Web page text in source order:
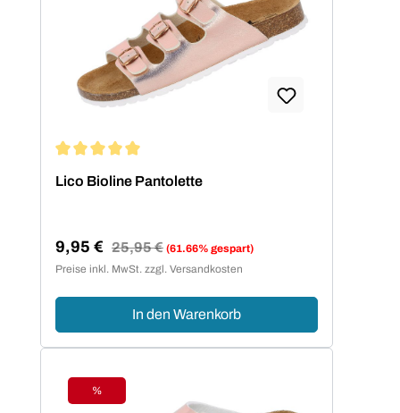
Lico Bioline Pantolette
Verkaufspreis:
9,95 € Regulärer Preis:
25,95 € (61.66% gespart)
Preise inkl. MwSt. zzgl. Versandkosten
In den Warenkorb
Rabatt
%